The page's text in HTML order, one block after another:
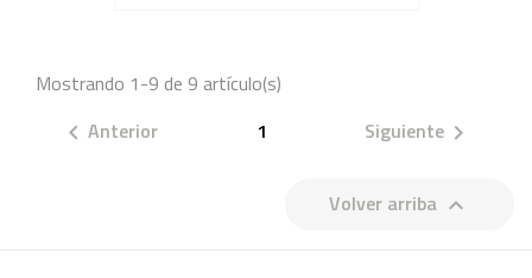
Mostrando 1-9 de 9 artículo(s)
 Anterior 1 Siguiente 
Volver arriba 